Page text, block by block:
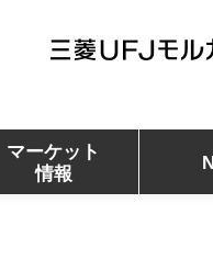
三菱ＵＦＪモルガ
マーケット
情報